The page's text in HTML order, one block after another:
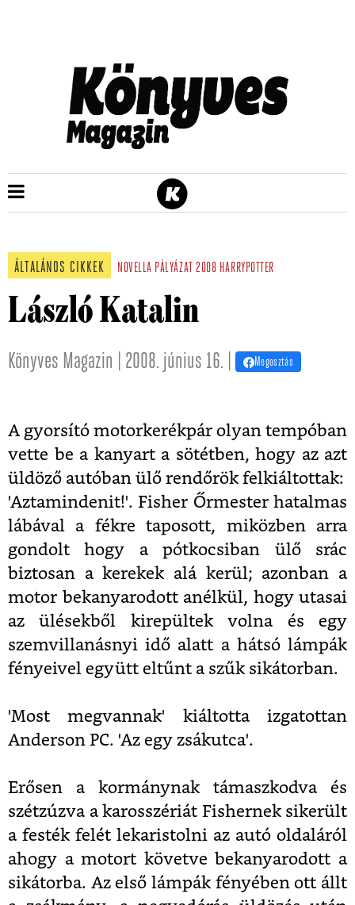
ÁLTALÁNOS CIKKEK NOVELLA PÁLYÁZAT 2008 HARRYPOTTER
László Katalin
Könyves Magazin | 2008. június 16. | Megosztás
A gyorsító motorkerékpár olyan tempóban
vette be a kanyart a sötétben, hogy az azt
üldöző autóban ülő rendőrök felkiáltottak:
'Aztamindenit!'. Fisher Őrmester hatalmas
lábával a fékre taposott, miközben arra
gondolt hogy a pótkocsiban ülő srác
biztosan a kerekek alá kerül; azonban a
motor bekanyarodott anélkül, hogy utasai
az ülésekből kirepültek volna és egy
szemvillanásnyi idő alatt a hátsó lámpák
fényeivel együtt eltűnt a szűk sikátorban.
'Most megvannak' kiáltotta izgatottan
Anderson PC. 'Az egy zsákutca'.
Erősen a kormánynak támaszkodva és
szétzúzva a karosszériát Fishernek sikerült
a festék felét lekaristolni az autó oldaláról
ahogy a motort követve bekanyarodott a
sikátorba. Az első lámpák fényében ott állt